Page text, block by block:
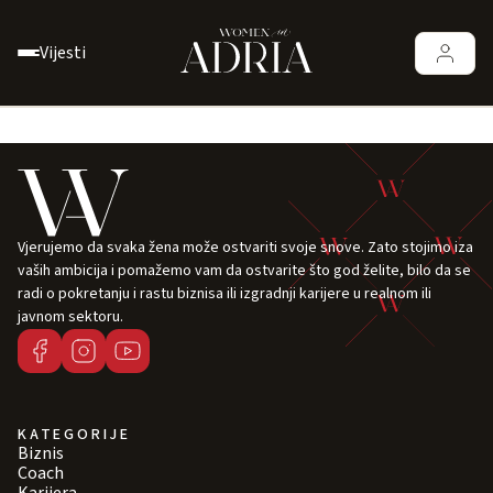
Vijesti
Vjerujemo da svaka žena može ostvariti svoje snove. Zato stojimo iza
vaših ambicija i pomažemo vam da ostvarite što god želite, bilo da se
radi o pokretanju i rastu biznisa ili izgradnji karijere u realnom ili
javnom sektoru.
KATEGORIJE
Biznis
Coach